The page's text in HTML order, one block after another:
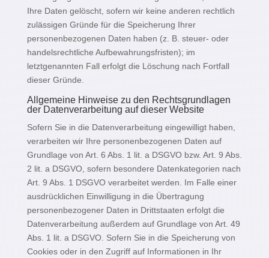
Ihre Daten gelöscht, sofern wir keine anderen rechtlich
zulässigen Gründe für die Speicherung Ihrer
personenbezogenen Daten haben (z. B. steuer- oder
handelsrechtliche Aufbewahrungsfristen); im
letztgenannten Fall erfolgt die Löschung nach Fortfall
dieser Gründe.
Allgemeine Hinweise zu den Rechtsgrundlagen
der Datenverarbeitung auf dieser Website
Sofern Sie in die Datenverarbeitung eingewilligt haben,
verarbeiten wir Ihre personenbezogenen Daten auf
Grundlage von Art. 6 Abs. 1 lit. a DSGVO bzw. Art. 9 Abs.
2 lit. a DSGVO, sofern besondere Datenkategorien nach
Art. 9 Abs. 1 DSGVO verarbeitet werden. Im Falle einer
ausdrücklichen Einwilligung in die Übertragung
personenbezogener Daten in Drittstaaten erfolgt die
Datenverarbeitung außerdem auf Grundlage von Art. 49
Abs. 1 lit. a DSGVO. Sofern Sie in die Speicherung von
Cookies oder in den Zugriff auf Informationen in Ihr